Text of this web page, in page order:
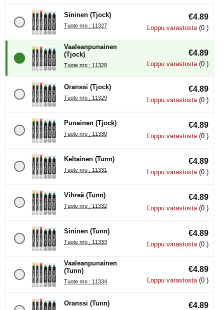
Sininen (Tjock)
Tuote nro : 11327
€4.89
Loppu varastosta (0 )
Vaaleanpunainen
(Tjock)
Tuote nro : 11328
€4.89
Loppu varastosta (0 )
Oranssi (Tjock)
Tuote nro : 11329
€4.89
Loppu varastosta (0 )
Punainen (Tjock)
Tuote nro : 11330
€4.89
Loppu varastosta (0 )
Keltainen (Tunn)
Tuote nro : 11331
€4.89
Loppu varastosta (0 )
Vihreä (Tunn)
Tuote nro : 11332
€4.89
Loppu varastosta (0 )
Sininen (Tunn)
Tuote nro : 11333
€4.89
Loppu varastosta (0 )
Vaaleanpunainen
(Tunn)
Tuote nro : 11334
€4.89
Loppu varastosta (0 )
Oranssi (Tunn) €4.89